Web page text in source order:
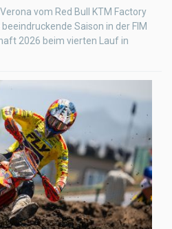
vom Red Bull KTM Factory
Saison in der FIM
2026 beim vierten Lauf in